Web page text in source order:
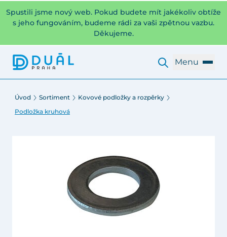
Spustili jsme nový web. Pokud budete mít jakékoliv obtíže
s jeho fungováním, budeme rádi za vaši zpětnou vazbu.
Děkujeme.
Menu
Úvod Sortiment
Kovové podložky a rozpěrky
Podložka kruhová